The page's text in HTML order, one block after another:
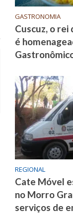
GASTRONOMIA
Cuscuz, o rei
é
REGIONAL
Cate Móvel
no Morro
serviços de